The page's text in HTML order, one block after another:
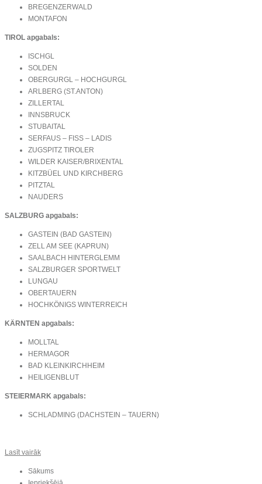
BREGENZERWALD
MONTAFON
TIROL apgabals:
ISCHGL
SOLDEN
OBERGURGL – HOCHGURGL
ARLBERG (ST.ANTON)
ZILLERTAL
INNSBRUCK
STUBAITAL
SERFAUS – FISS – LADIS
ZUGSPITZ TIROLER
WILDER KAISER/BRIXENTAL
KITZBÜEL UND KIRCHBERG
PITZTAL
NAUDERS
SALZBURG apgabals:
GASTEIN (BAD GASTEIN)
ZELL AM SEE (KAPRUN)
SAALBACH HINTERGLEMM
SALZBURGER SPORTWELT
LUNGAU
OBERTAUERN
HOCHKÖNIGS WINTERREICH
KÄRNTEN apgabals:
MOLLTAL
HERMAGOR
BAD KLEINKIRCHHEIM
HEILIGENBLUT
STEIERMARK apgabals:
SCHLADMING (DACHSTEIN – TAUERN)
Lasīt vairāk
Sākums